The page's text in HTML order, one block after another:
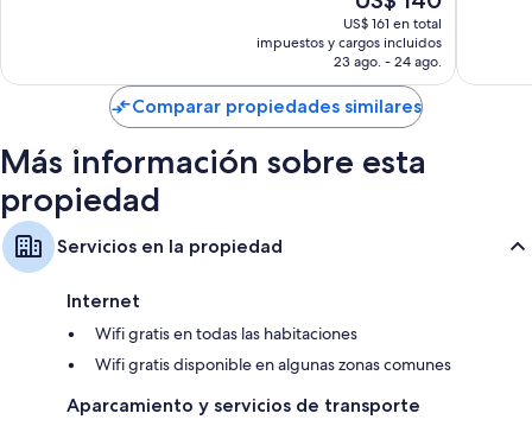
Ropa de cama hipoalergénica y cubrecamas
Smart TV de 55 pulgadas con canales de televisión vía satélite
Armarios o vestidores, calefacción y servicio de limpieza diario
precio
actual
es
de
US$ 140
US$ 161 en total
impuestos y cargos incluidos
23 ago. - 24 ago.
Comparar propiedades similares
Más información sobre esta
propiedad
Servicios en la propiedad
Internet
Wifi gratis en todas las habitaciones
Wifi gratis disponible en algunas zonas comunes
Aparcamiento y servicios de transporte